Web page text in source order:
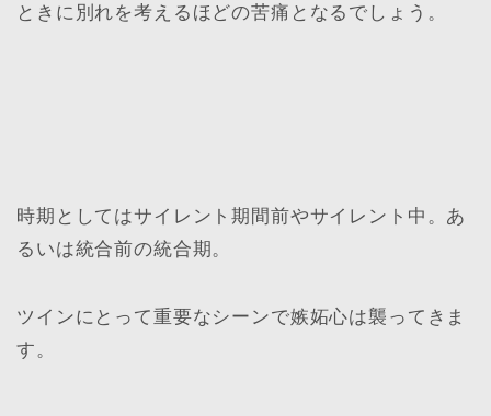
ときに別れを考えるほどの苦痛となるでしょう。
時期としてはサイレント期間前やサイレント中。あ
るいは統合前の統合期。
ツインにとって重要なシーンで嫉妬心は襲ってきま
す。